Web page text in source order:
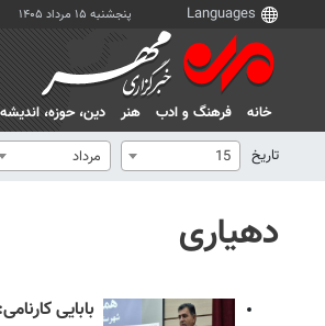
پنجشنبه ۱۵ مرداد ۱۴۰۵
خانه فرهنگ و ادب هنر دين، حوزه، انديشه
تاریخ
15 مرداد
دهیاری
بابایی